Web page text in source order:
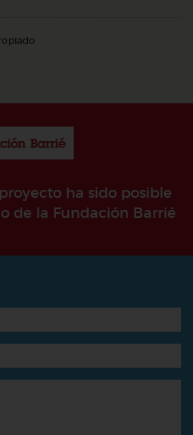
ha sido posible
de la Fundación Barrié